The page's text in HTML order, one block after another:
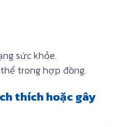
sức khỏe.
trong hợp đồng.
thích hoặc gây